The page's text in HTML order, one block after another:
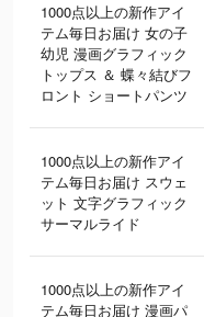
1000点以上の新作アイ
テム毎日お届け 女の子
幼児 漫画グラフィック
トップス ＆ 蝶々結びフ
ロント ショートパンツ
1000点以上の新作アイ
テム毎日お届け スウェ
ット 文字グラフィック
サーマルライド
1000点以上の新作アイ
テム毎日お届け 漫画パ